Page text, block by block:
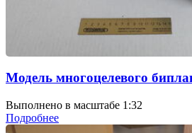
Модель многоцелевого
Выполнено в масштабе 1:32
Подробнее